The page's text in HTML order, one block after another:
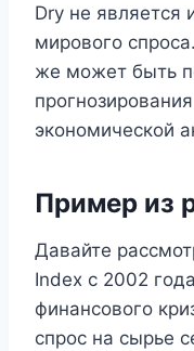
Dry не
мирового
же может быть
экономической
Пример из
Давайте
Index с 2002
финансового
спрос на сырье